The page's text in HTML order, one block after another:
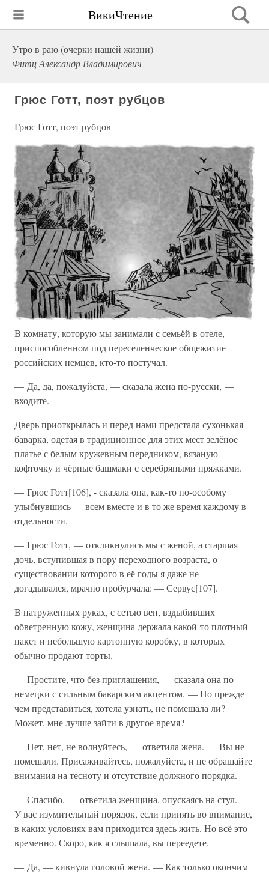
ВикиЧтение
Утро в раю (очерки нашей жизни)
Фитц Александр Владимирович
Грюс Готт, поэт рубцов
Грюс Готт, поэт рубцов
В комнату, которую мы занимали с семьёй в отеле,
приспособленном под переселенческое общежитие
российских немцев, кто-то постучал.
— Да, да, пожалуйста, — сказала жена по-русски, —
входите.
Дверь приоткрылась и перед нами предстала сухонькая
баварка, одетая в традиционное для этих мест зелёное
платье с белым кружевным передником, вязаную
кофточку и чёрные башмаки с серебряными пряжками.
— Грюс Готт[106], - сказала она, как-то по-особому
улыбнувшись — всем вместе и в то же время каждому в
отдельности.
— Грюс Готт, — откликнулись мы с женой, а старшая
дочь, вступившая в пору переходного возраста, о
существовании которого в её годы я даже не
догадывался, мрачно пробурчала: — Сервус[107].
В натруженных руках, с сетью вен, вздыбивших
обветренную кожу, женщина держала какой-то плотный
пакет и небольшую картонную коробку, в которых
обычно продают торты.
— Простите, что без приглашения, — сказала она по-
немецки с сильным баварским акцентом. — Но прежде
чем представиться, хотела узнать, не помешала ли?
Может, мне лучше зайти в другое время?
— Нет, нет, не волнуйтесь, — ответила жена. — Вы не
помешали. Присаживайтесь, пожалуйста, и не обращайте
внимания на тесноту и отсутствие должного порядка.
— Спасибо, — ответила женщина, опускаясь на стул. —
У вас изумительный порядок, если принять во внимание,
в каких условиях вам приходится здесь жить. Но всё это
временно. Скоро, как я слышала, вы переедете.
— Да, — кивнула головой жена. — Как только окончим